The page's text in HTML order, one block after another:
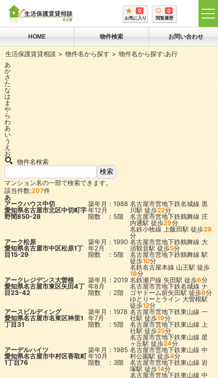
0
お気に入り
0
閲覧履歴
HOME 物件検索 お問い合わせ
生活保護賃貸相談 物件名から探す
物件名から探す:あ行
あ
か
さ
た
な
は
ま
や
ら
わ
あ
い
う
え
お
物件名検索
マンション名の一部で検索できます。
該当件数:207件
あ
アークハウス中切
愛知県名古屋市北区中切町字
野間850-28
築年月：1988
年12月
階数 ：5階
名古屋市営地下鉄名城線 黒
川駅 徒歩22分
名古屋市営地下鉄鶴舞線 庄
内通駅 徒歩29分
名鉄小牧線
上飯田駅 徒歩29
分
アーク松原
愛知県名古屋市中区松原1丁
目15-29
築年月：1990
年2月
階数 ：5階
名古屋市営地下鉄鶴舞線 大
須観音駅 徒歩5分
名古屋市営地下鉄鶴舞線 駅
徒歩10分
名鉄名古屋本線 山王駅 徒歩
18分
アークレジデンス大曽根
愛知県名古屋市東区矢田4丁
目23-42
築年月：2019
年8月
階数 ：2階
名鉄瀬戸線 矢田駅 徒歩6分
名古屋市営地下鉄名城線 ナ
ゴヤドーム前矢田駅 徒歩8分
ゆとりーとライン 大曽根駅
徒歩12分
アースビルディング
愛知県名古屋市名東区神里1
丁目31
築年月：1978
年7月
階数 ：5階
名古屋市営地下鉄東山線 一
社駅 徒歩19分
名古屋市営地下鉄東山線
上
社駅 徒歩25分
名古屋市営地下鉄東山線 星
ヶ丘駅 徒歩24分
アーデルハイツ
愛知県名古屋市中村区香取町
1丁目76
築年月：1985
年10月
階数 ：3階
名古屋市営地下鉄東山線 中
村公園駅 徒歩4分
名古屋市営地下鉄東山線 岩
塚駅 徒歩14分
名古屋市営地下鉄東山線 中